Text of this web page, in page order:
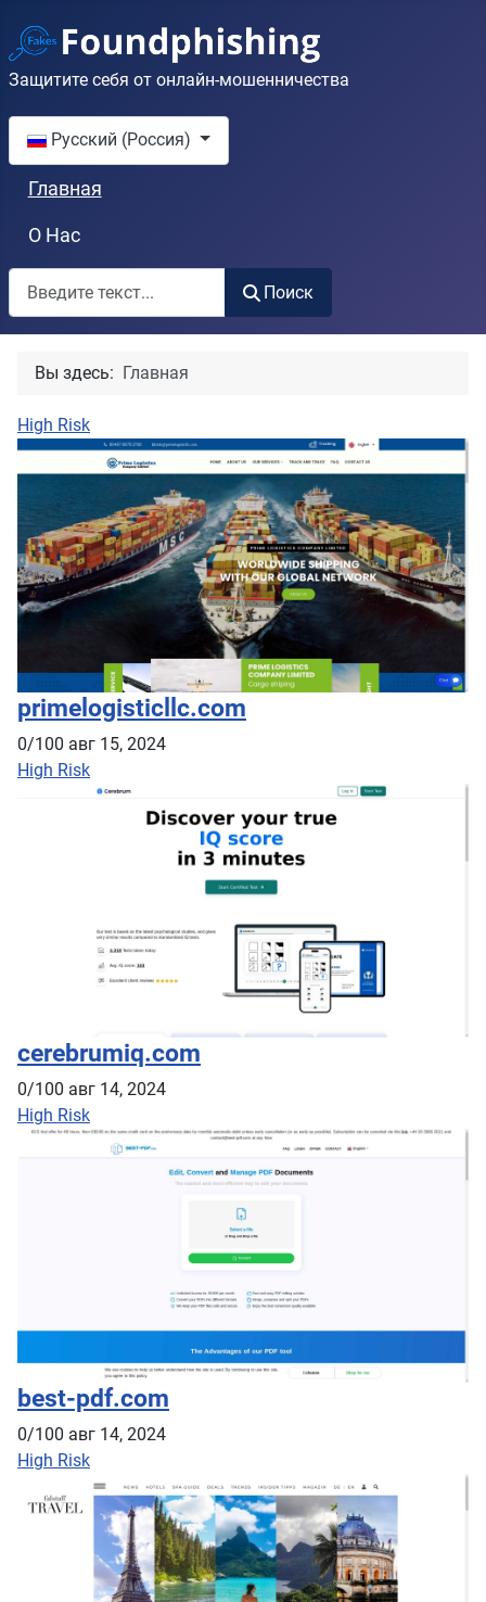
Защитите себя от онлайн-мошенничества
Выберите язык
Русский (Россия)
Главная
О Нас
Поиск
Поиск
Вы здесь: Главная
High Risk
primelogisticllc.com
0/100 авг 15, 2024
High Risk
cerebrumiq.com
0/100 авг 14, 2024
High Risk
best-pdf.com
0/100 авг 14, 2024
High Risk